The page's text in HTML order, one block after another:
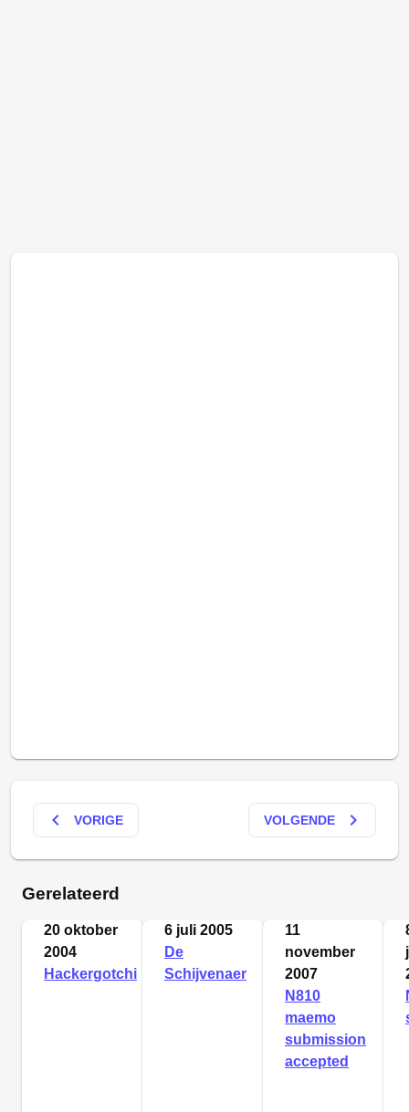
keyboard_arrow_left VORIGE VOLGENDE keyboard_arrow_right
Gerelateerd
20 oktober
2004
Hackergotchi
6 juli 2005
De
Schijvenaer
11
november
2007
N810
maemo
submission
accepted